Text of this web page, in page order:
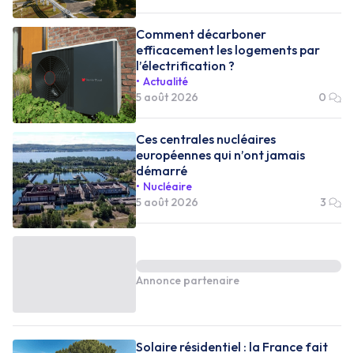
Comment décarboner
efficacement les logements par
l’électrification ?
Actualité
5 août 2026
0
Ces centrales nucléaires
européennes qui n’ont jamais
démarré
Nucléaire
5 août 2026
3
Annonce partenaire
Solaire résidentiel : la France fait